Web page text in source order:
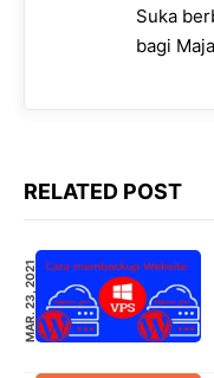
Suka
bagi
RELATED POST
MAR. 23, 2021